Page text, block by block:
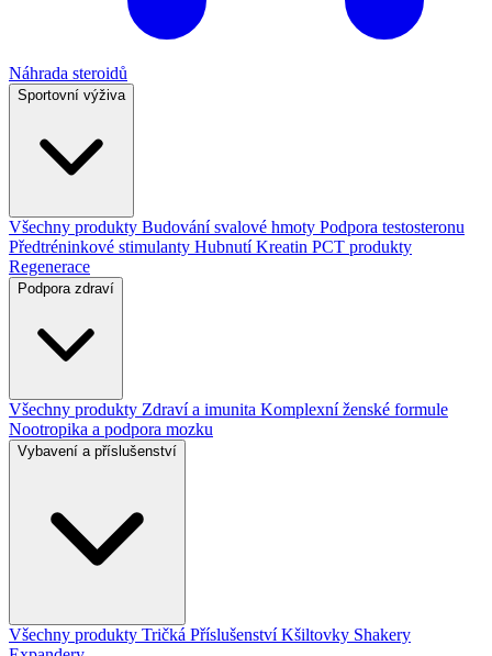
Náhrada steroidů
Sportovní výživa
Všechny produkty Budování svalové hmoty Podpora testosteronu
Předtréninkové stimulanty HubnutíKreatin PCT produkty
Regenerace
Podpora zdraví
Všechny produkty Zdraví a imunita Komplexní ženské formule
Nootropika a podpora mozku
Vybavení a příslušenství
Všechny produkty Tričká PříslušenstvíKšiltovky Shakery